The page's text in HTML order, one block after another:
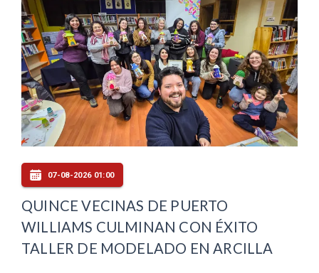
07-08-2026 01:00
QUINCE VECINAS DE PUERTO
WILLIAMS CULMINAN CON ÉXITO
TALLER DE MODELADO EN ARCILLA